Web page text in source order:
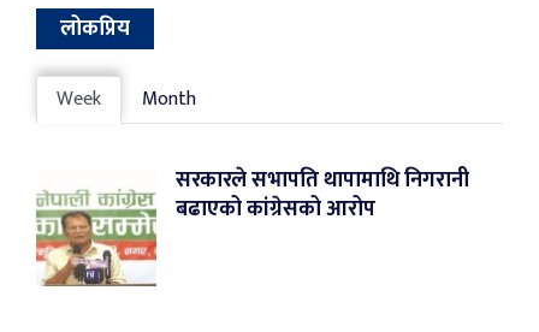
लोकप्रिय
Week Month
सरकारले सभापति थापामाथि निगरानी
बढाएको कांग्रेसको आरोप